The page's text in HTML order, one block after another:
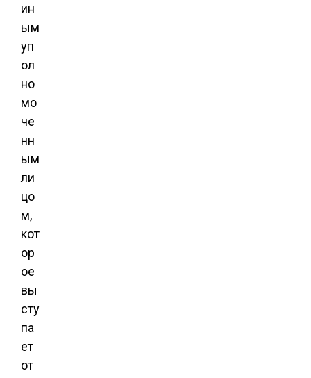
ин
ым
уп
ол
но
мо
че
нн
ым
ли
цо
м,
кот
ор
ое
вы
сту
па
ет
от